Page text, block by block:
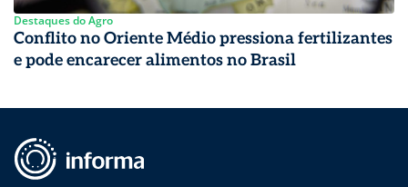
Destaques do Agro
Conflito no Oriente Médio pressiona fertilizantes
e pode encarecer alimentos no Brasil